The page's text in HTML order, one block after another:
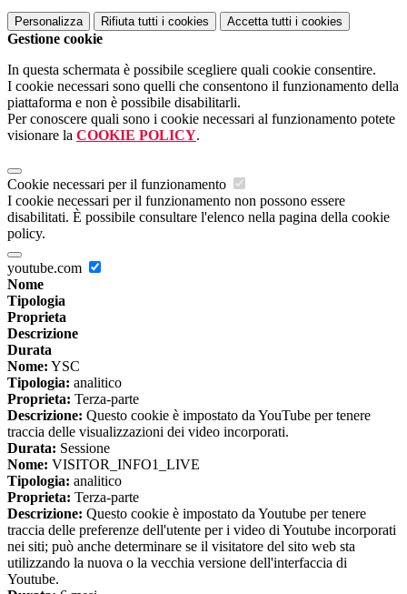
Personalizza Rifiuta tutti i cookies Accetta tutti i cookies
Gestione cookie
In questa schermata è possibile scegliere quali cookie consentire.
I cookie necessari sono quelli che consentono il funzionamento della
piattaforma e non è possibile disabilitarli.
Per conoscere quali sono i cookie necessari al funzionamento potete
visionare la COOKIE POLICY.
Cookie necessari per il funzionamento
I cookie necessari per il funzionamento non possono essere
disabilitati. È possibile consultare l'elenco nella pagina della cookie
policy.
youtube.com
Nome
Tipologia
Proprieta
Descrizione
Durata
Nome: YSC
Tipologia: analitico
Proprieta: Terza-parte
Descrizione: Questo cookie è impostato da YouTube per tenere
traccia delle visualizzazioni dei video incorporati.
Durata: Sessione
Nome: VISITOR_INFO1_LIVE
Tipologia: analitico
Proprieta: Terza-parte
Descrizione: Questo cookie è impostato da Youtube per tenere
traccia delle preferenze dell'utente per i video di Youtube incorporati
nei siti; può anche determinare se il visitatore del sito web sta
utilizzando la nuova o la vecchia versione dell'interfaccia di
Youtube.